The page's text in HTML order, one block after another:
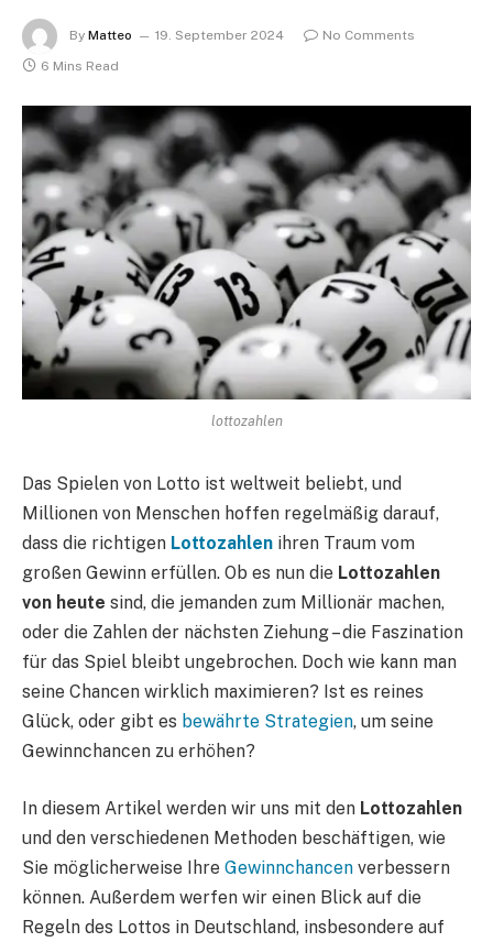
By Matteo 19. September 2024
No Comments
6 Mins Read
lottozahlen
Das Spielen von Lotto ist weltweit beliebt, und
Millionen von Menschen hoffen regelmäßig darauf,
dass die richtigen Lottozahlen ihren Traum vom
großen Gewinn erfüllen. Ob es nun die Lottozahlen
von heute sind, die jemanden zum Millionär machen,
oder die Zahlen der nächsten Ziehung – die Faszination
für das Spiel bleibt ungebrochen. Doch wie kann man
seine Chancen wirklich maximieren? Ist es reines
Glück, oder gibt es bewährte Strategien, um seine
Gewinnchancen zu erhöhen?
In diesem Artikel werden wir uns mit den Lottozahlen
und den verschiedenen Methoden beschäftigen, wie
Sie möglicherweise Ihre Gewinnchancen verbessern
können. Außerdem werfen wir einen Blick auf die
Regeln des Lottos in Deutschland, insbesondere auf